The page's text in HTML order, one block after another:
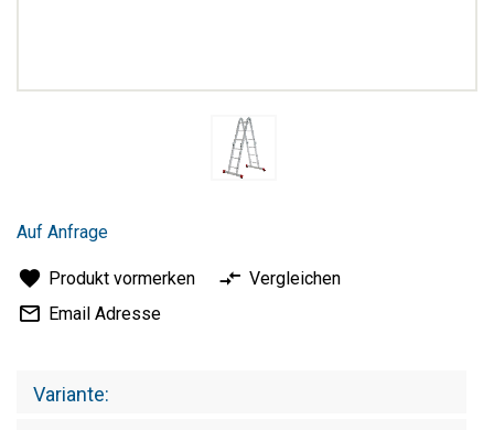
Anfang
Bildergalerie
Auf Anfrage
Produkt vormerken
Vergleichen
Email Adresse
Variante